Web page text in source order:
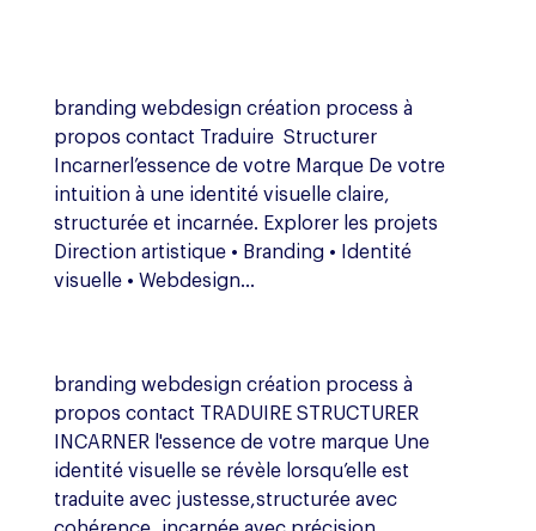
branding webdesign création process à
propos contact Traduire Structurer
Incarnerl’essence de votre Marque De votre
intuition à une identité visuelle claire,
structurée et incarnée. Explorer les projets
Direction artistique • Branding • Identité
visuelle • Webdesign...
branding webdesign création process à
propos contact TRADUIRE STRUCTURER
INCARNER l'essence de votre marque Une
identité visuelle se révèle lorsqu’elle est
traduite avec justesse,structurée avec